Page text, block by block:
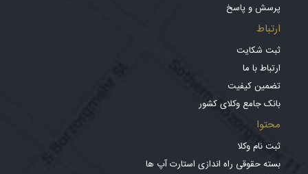
پرسش و پاسخ
ارتباط
ثبت شکایت
ارتباط با ما
تضمین کیفیت
بانک جامع وکلای کشور
محتوا
ثبت نام وکلا
بسته حقوقی راه اندازی استارت آپ ها